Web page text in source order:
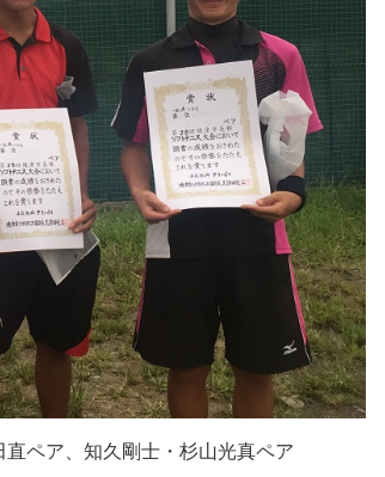
ペア、知久剛士・杉山光真ペア